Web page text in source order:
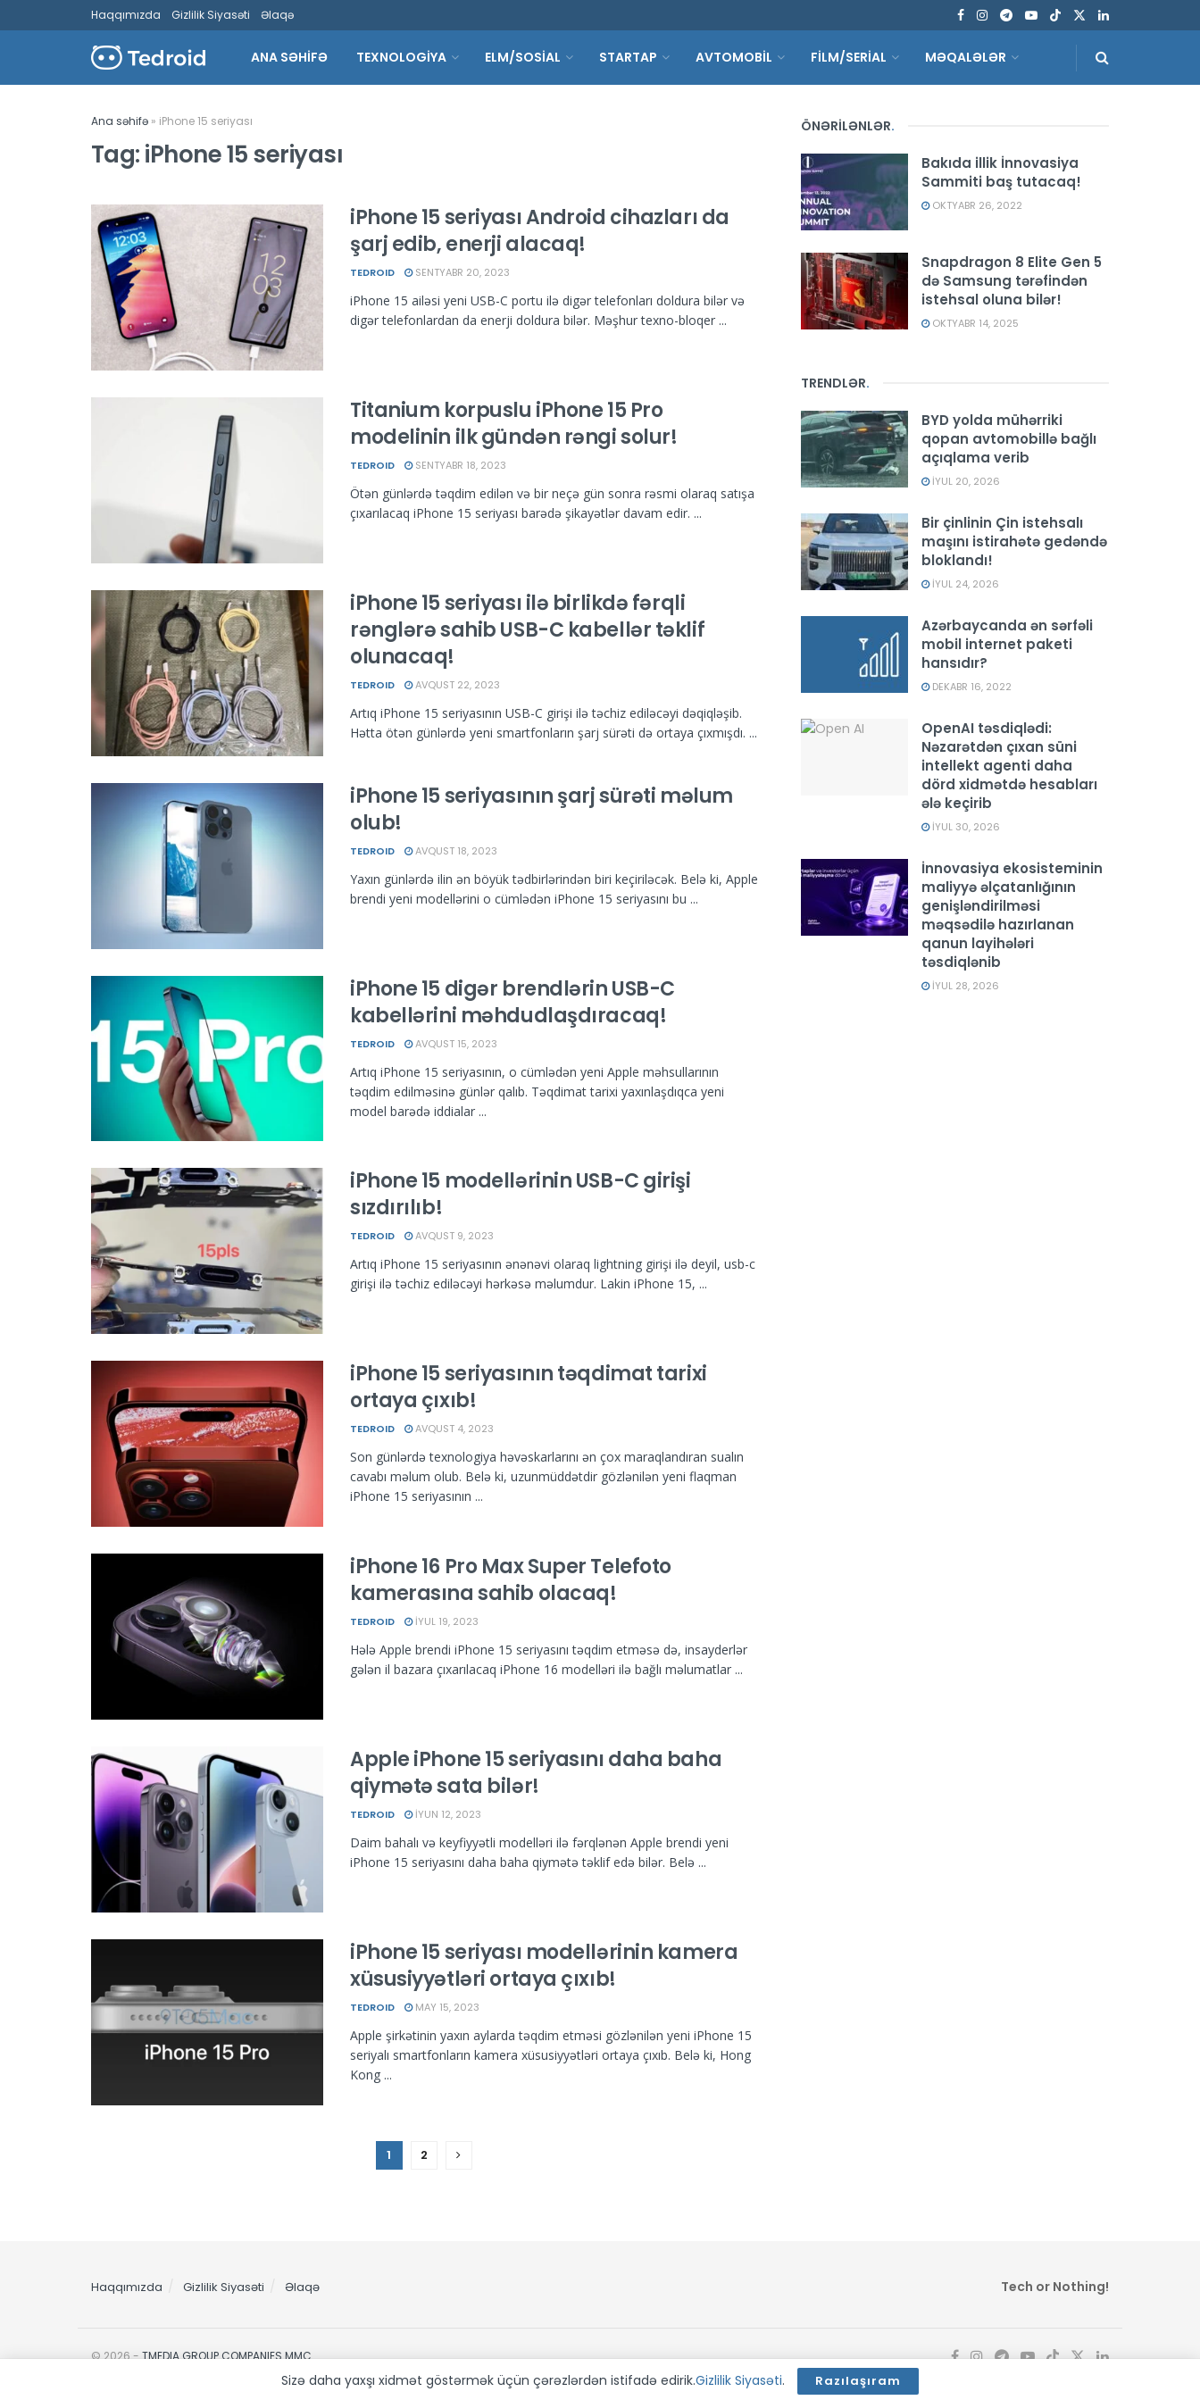
Haqqımızda Gizlilik Siyasəti Əlaqə
ANA SƏHİFƏ TEXNOLOGİYA ELM/SOSİAL STARTAP AVTOMOBİL FİLM/SERİAL MƏQALƏLƏR
Ana səhifə » iPhone 15 seriyası
Tag:iPhone 15 seriyası
iPhone 15 seriyası Android cihazları da
şarj edib, enerji alacaq!
TEDROID SENTYABR 20, 2023
iPhone 15 ailəsi yeni USB-C portu ilə digər telefonları doldura bilər və
digər telefonlardan da enerji doldura bilər. Məşhur texno-bloqer ...
Titanium korpuslu iPhone 15 Pro
modelinin ilk gündən rəngi solur!
TEDROID SENTYABR 18, 2023
Ötən günlərdə təqdim edilən və bir neçə gün sonra rəsmi olaraq satışa
çıxarılacaq iPhone 15 seriyası barədə şikayətlər davam edir. ...
iPhone 15 seriyası ilə birlikdə fərqli
rənglərə sahib USB-C kabellər təklif
olunacaq!
TEDROID AVQUST 22, 2023
Artıq iPhone 15 seriyasının USB-C girişi ilə təchiz ediləcəyi dəqiqləşib.
Hətta ötən günlərdə yeni smartfonların şarj sürəti də ortaya çıxmışdı. ...
iPhone 15 seriyasının şarj sürəti məlum
olub!
TEDROID AVQUST 18, 2023
Yaxın günlərdə ilin ən böyük tədbirlərindən biri keçiriləcək. Belə ki, Apple
brendi yeni modellərini o cümlədən iPhone 15 seriyasını bu ...
iPhone 15 digər brendlərin USB-C
kabellərini məhdudlaşdıracaq!
TEDROID AVQUST 15, 2023
Artıq iPhone 15 seriyasının, o cümlədən yeni Apple məhsullarının
təqdim edilməsinə günlər qalıb. Təqdimat tarixi yaxınlaşdıqca yeni
model barədə iddialar ...
iPhone 15 modellərinin USB-C girişi
sızdırılıb!
TEDROID AVQUST 9, 2023
Artıq iPhone 15 seriyasının ənənəvi olaraq lightning girişi ilə deyil, usb-c
girişi ilə təchiz ediləcəyi hərkəsə məlumdur. Lakin iPhone 15, ...
iPhone 15 seriyasının təqdimat tarixi
ortaya çıxıb!
TEDROID AVQUST 4, 2023
Son günlərdə texnologiya həvəskarlarını ən çox maraqlandıran sualın
cavabı məlum olub. Belə ki, uzunmüddətdir gözlənilən yeni flaqman
iPhone 15 seriyasının ...
iPhone 16 Pro Max Super Telefoto
kamerasına sahib olacaq!
TEDROID İYUL 19, 2023
Hələ Apple brendi iPhone 15 seriyasını təqdim etməsə də, insayderlər
gələn il bazara çıxarılacaq iPhone 16 modelləri ilə bağlı məlumatlar ...
Apple iPhone 15 seriyasını daha baha
qiymətə sata bilər!
TEDROID İYUN 12, 2023
Daim bahalı və keyfiyyətli modelləri ilə fərqlənən Apple brendi yeni
iPhone 15 seriyasını daha baha qiymətə təklif edə bilər. Belə ...
iPhone 15 seriyası modellərinin kamera
xüsusiyyətləri ortaya çıxıb!
TEDROID MAY 15, 2023
Apple şirkətinin yaxın aylarda təqdim etməsi gözlənilən yeni iPhone 15
seriyalı smartfonların kamera xüsusiyyətləri ortaya çıxıb. Belə ki, Hong
Kong ...
1 2
ÖNƏRİLƏNLƏR.
Bakıda illik İnnovasiya
Sammiti baş tutacaq!
OKTYABR 26, 2022
Snapdragon 8 Elite Gen 5
də Samsung tərəfindən
istehsal oluna bilər!
OKTYABR 14, 2025
TRENDLƏR.
BYD yolda mühərriki
qopan avtomobillə bağlı
açıqlama verib
İYUL 20, 2026
Bir çinlinin Çin istehsalı
maşını istirahətə gedəndə
bloklandı!
İYUL 24, 2026
Azərbaycanda ən sərfəli
mobil internet paketi
hansıdır?
DEKABR 16, 2022
OpenAI təsdiqlədi:
Nəzarətdən çıxan süni
intellekt agenti daha
dörd xidmətdə hesabları
ələ keçirib
İYUL 30, 2026
İnnovasiya ekosisteminin
maliyyə əlçatanlığının
genişləndirilməsi
məqsədilə hazırlanan
qanun layihələri
təsdiqlənib
İYUL 28, 2026
Haqqımızda Gizlilik Siyasəti Əlaqə Tech or Nothing!
© 2026 -TMEDIA GROUP COMPANIES MMC
Sizə daha yaxşı xidmət göstərmək üçün çərəzlərdən istifadə edirik.Gizlilik Siyasəti. Razılaşıram